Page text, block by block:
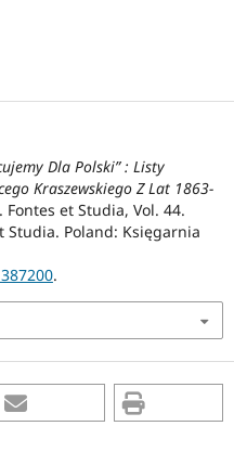
Dla Polski” : Listy
Kraszewskiego Z Lat 1863-
et Studia, Vol. 44.
Studia. Poland: Księgarnia
.